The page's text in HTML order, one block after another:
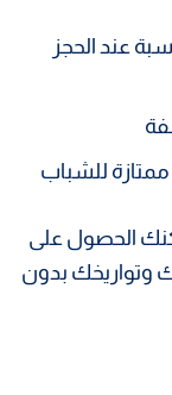
عند الحجز
ممتازة للشباب
الحصول على
وتواريخك بدون